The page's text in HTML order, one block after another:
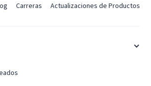
Carreras Actualizaciones de Productos